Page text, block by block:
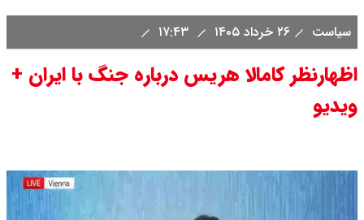
سیاست ۲۶ خرداد ۱۴۰۵
اظهارنظر کامالا هریس درباره جنگ با ایران +
ویدیو